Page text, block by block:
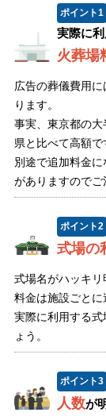
ポイント1
実際に
火葬場
広告の葬儀費用
ります。
事実、東京都の
県と比べて高額で
別途で追加料金
がありますのでご
ポイント2
式場の
式場名がハッキリ
料金は施設ごとに
実際に利用する
ょう。
ポイント3
人数が